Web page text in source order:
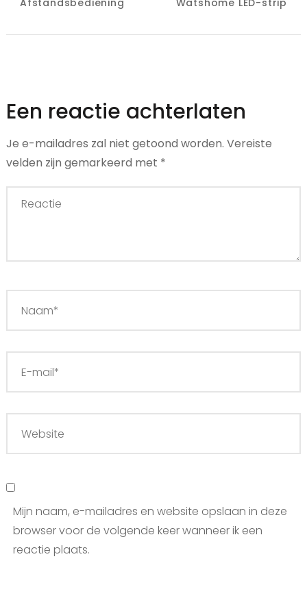
Afstandsbediening Watshome LED-strip
Een reactie achterlaten
Je e-mailadres zal niet getoond worden. Vereiste
velden zijn gemarkeerd met *
Mijn naam, e-mailadres en website opslaan in deze
browser voor de volgende keer wanneer ik een
reactie plaats.